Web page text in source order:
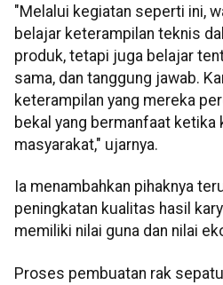
"Melalui kegiatan seperti ini,
belajar keterampilan teknis
produk, tetapi juga belajar
sama, dan tanggung jawab.
keterampilan yang mereka
bekal yang bermanfaat ketika
masyarakat," ujarnya.
Ia menambahkan pihaknya
peningkatan kualitas hasil
memiliki nilai guna dan nilai
Proses pembuatan rak